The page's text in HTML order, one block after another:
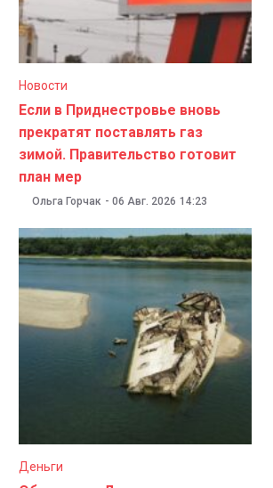
Новости
Если в Приднестровье вновь
прекратят поставлять газ
зимой. Правительство готовит
план мер
Ольга Горчак - 06 Авг. 2026 14:23
Деньги